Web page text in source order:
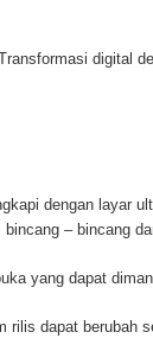
digital
dengan layar
– bincang
yang dapat
rilis dapat berubah